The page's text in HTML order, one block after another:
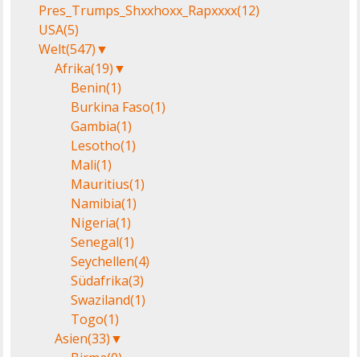
Pres_Trumps_Shxxhoxx_Rapxxxx(12)
USA(5)
Welt(547)▼
Afrika(19)▼
Benin(1)
Burkina Faso(1)
Gambia(1)
Lesotho(1)
Mali(1)
Mauritius(1)
Namibia(1)
Nigeria(1)
Senegal(1)
Seychellen(4)
Südafrika(3)
Swaziland(1)
Togo(1)
Asien(33)▼